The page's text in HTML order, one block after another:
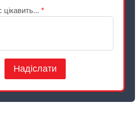
*
Надіслати